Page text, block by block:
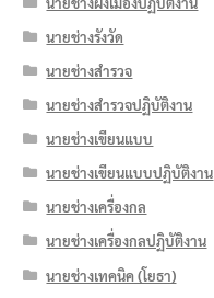
นายช่างรังวัด
นายช่างสำรวจ
นายช่างสำรวจปฏิบัติงาน
นายช่างเขียนแบบ
นายช่างเขียนแบบปฏิบัติงาน
นายช่างเครื่องกล
นายช่างเครื่องกลปฏิบัติงาน
นายช่างเทคนิค (โยธา)